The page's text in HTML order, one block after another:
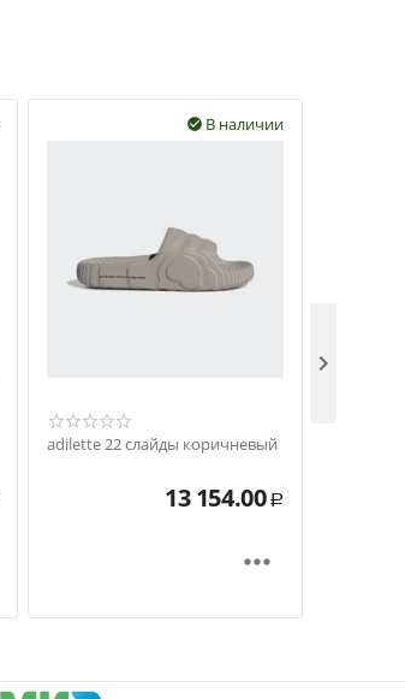
В наличии

adilette 22 слайды коричневый
13 154.00 Р

